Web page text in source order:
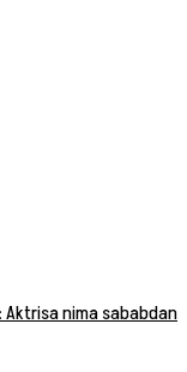
nima sababdan